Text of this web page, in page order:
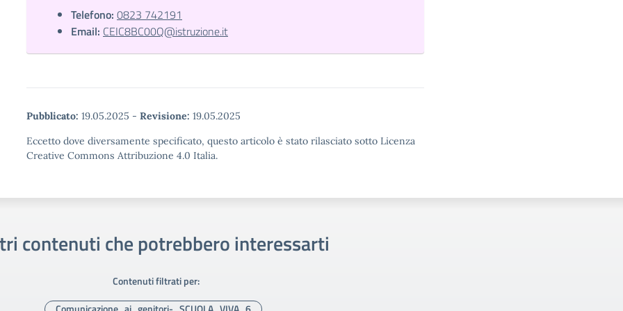
Telefono: 0823 742191
Email: CEIC8BC00Q@istruzione.it
Pubblicato: 19.05.2025 - Revisione: 19.05.2025
Eccetto dove diversamente specificato, questo articolo è stato rilasciato sotto Licenza
Creative Commons Attribuzione 4.0 Italia.
contenuti che potrebbero interessarti
Contenuti filtrati per: